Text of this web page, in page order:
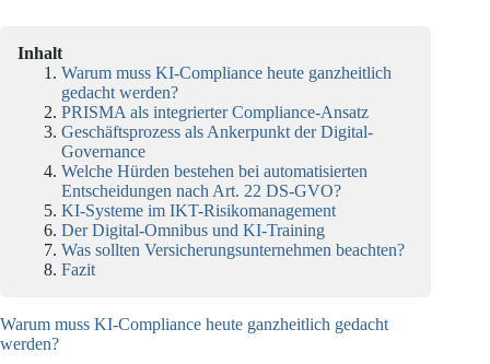
Inhalt
Warum muss KI-Compliance heute ganzheitlich
gedacht werden?
PRISMA als integrierter Compliance-Ansatz
Geschäftsprozess als Ankerpunkt der Digital-
Governance
Welche Hürden bestehen bei automatisierten
Entscheidungen nach Art. 22 DS-GVO?
KI-Systeme im IKT-Risikomanagement
Der Digital-Omnibus und KI-Training
Was sollten Versicherungsunternehmen beachten?
Fazit
Warum muss KI-Compliance heute ganzheitlich gedacht
werden?